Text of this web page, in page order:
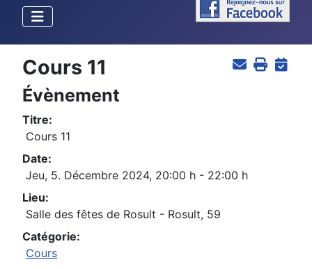
Cours 11
Évènement
Titre:
Cours 11
Date:
Jeu, 5. Décembre 2024, 20:00 h - 22:00 h
Lieu:
Salle des fêtes de Rosult - Rosult, 59
Catégorie:
Cours